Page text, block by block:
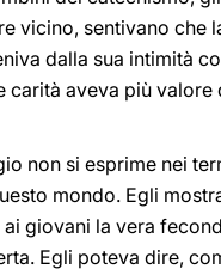
vicino, sentivano che
dalla sua intimità
carità aveva più valore
non si esprime nei
mondo. Egli
giovani la vera
Egli poteva dire,